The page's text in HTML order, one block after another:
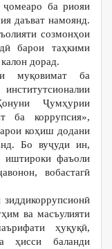
ҷомеаро ба риояи
даъват намоянд.
созмонҳои
барои таҳкими
дорад.
муқовимат ба
Ҷумҳурии
ба коррупсия»,
коҳиш додани
Бо вуҷуди ин,
иштироки фаъоли
вобастагӣ
ва масъулияти
ҳуқуқӣ,
ҳисси баланди